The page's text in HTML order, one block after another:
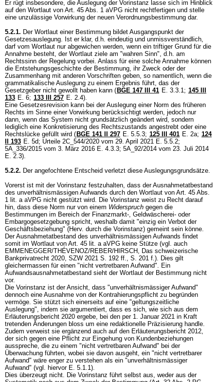
Er rügt insbesondere, die Auslegung der Vorinstanz lasse sich im Hinblick
auf den Wortlaut von Art. 45 Abs. 1 aVPG nicht rechtfertigen und stelle
eine unzulässige Vorwirkung der neuen Verordnungsbestimmung dar.
5.2.1. Der Wortlaut einer Bestimmung bildet Ausgangspunkt der
Gesetzesauslegung. Ist er klar, d.h. eindeutig und unmissverständlich,
darf vom Wortlaut nur abgewichen werden, wenn ein triftiger Grund für die
Annahme besteht, der Wortlaut ziele am "wahren Sinn", d.h. am
Rechtssinn der Regelung vorbei. Anlass für eine solche Annahme können
die Entstehungsgeschichte der Bestimmung, ihr Zweck oder der
Zusammenhang mit anderen Vorschriften geben, so namentlich, wenn die
grammatikalische Auslegung zu einem Ergebnis führt, das der
Gesetzgeber nicht gewollt haben kann ( BGE 147 III 41 E. 3.3.1; 145 III
133 E. 6; 133 III 257 E. 2.4).
Eine Gesetzesrevision kann bei der Auslegung einer Norm des früheren
Rechts im Sinne einer Vorwirkung berücksichtigt werden, jedoch nur
dann, wenn das System nicht grundsätzlich geändert wird, sondern
lediglich eine Konkretisierung des Rechtszustands angestrebt oder eine
Rechtslücke gefüllt wird ( BGE 141 II 297 E. 5.5.3; 125 III 401 E. 2a; 124
II 193 E. 5d; Urteile 2C_544/2020 vom 29. April 2021 E. 5.5.2;
5A_336/2015 vom 3. März 2016 E. 4.3.3; 5A_92/2014 vom 23. Juli 2014
E. 2.3).
5.2.2. Der angefochtene Entscheid verletzt diese Auslegungsgrundsätze.
Vorerst ist mit der Vorinstanz festzuhalten, dass der Ausnahmetatbestand
des unverhältnismässigen Aufwands durch den Wortlaut von Art. 45 Abs.
1 lit. a aVPG nicht gestützt wird. Die Vorinstanz weist zu Recht darauf
hin, dass diese Norm nur von einem Widerspruch gegen die
Bestimmungen im Bereich der Finanzmarkt-, Geldwäscherei- oder
Embargogesetzgebung spricht, weshalb damit "einzig ein Verbot der
Geschäftsbeziehung" (Herv. durch die Vorinstanz) gemeint sein könne.
Der Ausnahmetatbestand des unverhältnismässigen Aufwands findet
somit im Wortlaut von Art. 45 lit. a aVPG keine Stütze (vgl. auch
EMMENEGGER/THÉVENOZ/REBER/HIRSCH, Das schweizerische
Bankprivatrecht 2020, SZW 2021 S. 192 ff., S. 201 f.). Dies gilt
gleichermassen für einen "nicht vertretbaren Aufwand". Ein
Aufwandsausnahmetatbestand sieht der Wortlaut der Bestimmung nicht
vor.
Die Vorinstanz ist der Ansicht, dass "unverhältnismässiger Aufwand"
dennoch eine Ausnahme von der Kontrahierungspflicht zu begründen
vermöge. Sie stützt sich einerseits auf eine "geltungszeitliche
Auslegung", indem sie argumentiert, dass es sich, wie sich aus dem
Erläuterungsbericht 2020 ergebe, bei den per 1. Januar 2021 in Kraft
tretenden Änderungen bloss um eine redaktionelle Präzisierung handle.
Zudem verweist sie ergänzend auch auf den Erläuterungsbericht 2012,
der sich gegen eine Pflicht zur Eingehung von Kundenbeziehungen
ausspreche, die zu einem "nicht vertretbaren Aufwand" bei der
Überwachung führten, wobei sie davon ausgeht, ein "nicht vertretbarer
Aufwand" wäre enger zu verstehen als ein "unverhältnismässiger
Aufwand" (vgl. hiervor E. 5.1.1).
Dies überzeugt nicht. Die Vorinstanz führt selbst aus, weder aus der